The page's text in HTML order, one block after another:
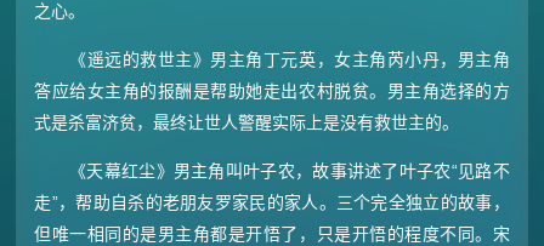
之心。
《遥远的救世主》男主角丁元英，女主角芮小丹，男主角
答应给女主角的报酬是帮助她走出农村脱贫。男主角选择的方
式是杀富济贫，最终让世人警醒实际上是没有救世主的。
《天幕红尘》男主角叫叶子农，故事讲述了叶子农“见路不
走”，帮助自杀的老朋友罗家民的家人。三个完全独立的故事，
但唯一相同的是男主角都是开悟了，只是开悟的程度不同。宋